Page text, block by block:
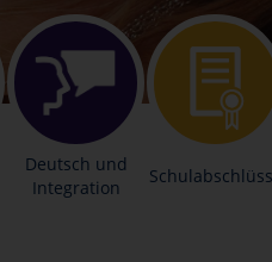
Deutsch und
Integration